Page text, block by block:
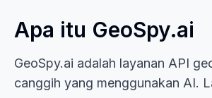
Apa itu GeoSpy.ai
GeoSpy.ai adalah layanan API
canggih yang menggunakan AI.